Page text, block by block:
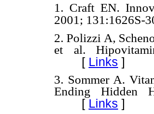
1. Craft EN.
2001; 131:1626S-
2. Polizzi A,
et al.
[ Links ]
3. Sommer A.
Ending Hidden
[ Links ]